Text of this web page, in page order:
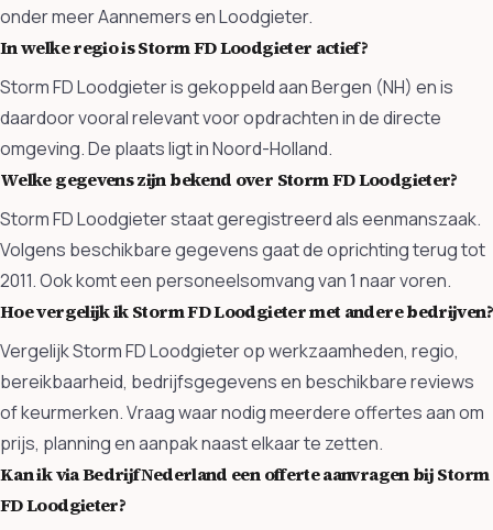
onder meer Aannemers en Loodgieter.
In welke regio is Storm FD Loodgieter actief?
Storm FD Loodgieter is gekoppeld aan Bergen (NH) en is
daardoor vooral relevant voor opdrachten in de directe
omgeving. De plaats ligt in Noord-Holland.
Welke gegevens zijn bekend over Storm FD Loodgieter?
Storm FD Loodgieter staat geregistreerd als eenmanszaak.
Volgens beschikbare gegevens gaat de oprichting terug tot
2011. Ook komt een personeelsomvang van 1 naar voren.
Hoe vergelijk ik Storm FD Loodgieter met andere bedrijven?
Vergelijk Storm FD Loodgieter op werkzaamheden, regio,
bereikbaarheid, bedrijfsgegevens en beschikbare reviews
of keurmerken. Vraag waar nodig meerdere offertes aan om
prijs, planning en aanpak naast elkaar te zetten.
Kan ik via BedrijfNederland een offerte aanvragen bij Storm
FD Loodgieter?